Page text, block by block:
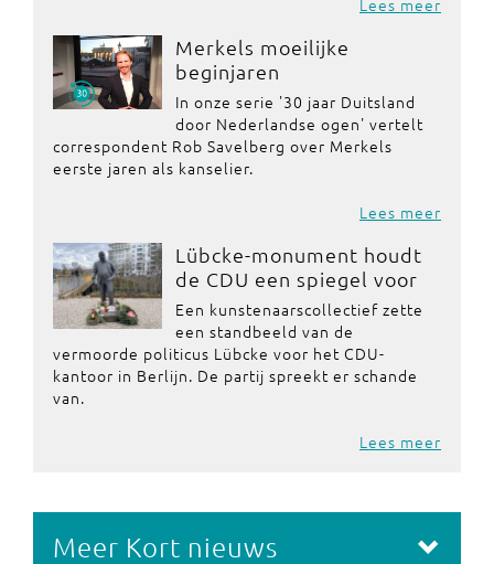
Lees meer
Merkels moeilijke
beginjaren
In onze serie '30 jaar Duitsland
door Nederlandse ogen' vertelt
correspondent Rob Savelberg over Merkels
eerste jaren als kanselier.
Lees meer
Lübcke-monument houdt
de CDU een spiegel voor
Een kunstenaarscollectief zette
een standbeeld van de
vermoorde politicus Lübcke voor het CDU-
kantoor in Berlijn. De partij spreekt er schande
van.
Lees meer
Meer Kort nieuws